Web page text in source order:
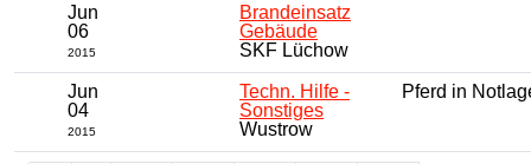
Jun
06
2015
Brandeinsatz
Gebäude
SKF Lüchow
Jun
04
2015
Techn. Hilfe -
Sonstiges
Wustrow
Pferd in